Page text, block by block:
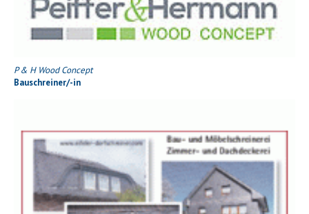
P & H Wood Concept
Bauschreiner/-in